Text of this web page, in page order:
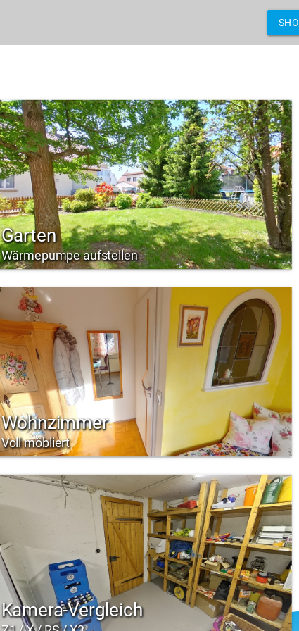
Garten
Wärmepumpe aufstellen
Wohnzimmer
Voll möbliert
Kamera-Vergleich